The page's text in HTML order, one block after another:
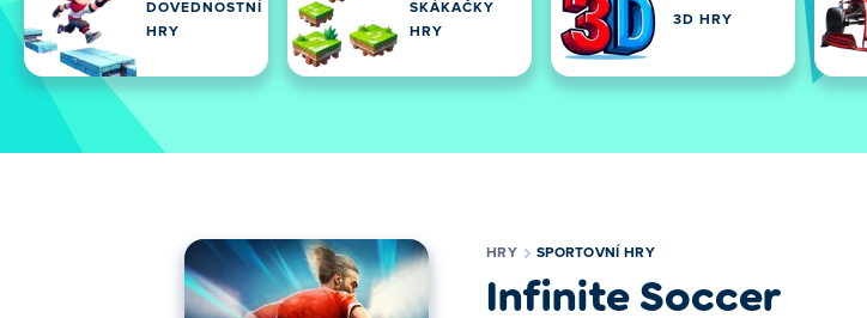
DOVEDNOSTNÍ
HRY
SKÁKAČKY
HRY
3D HRY
HRY SPORTOVNÍ HRY
Infinite Soccer